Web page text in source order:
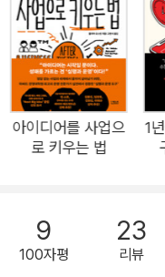
케팅 전문가다. 자신의 전문 분야인 SNS 마케팅 기법을 좀 더 정
밀하게 분석한 이 책은
폼의 진화에 주목한다.
결정했다면, 이제는 알
성패를 좌우한다. 즉, 새
아니라 콘텐츠 조회수가
전략적이고 꼼꼼하게 접
에서 전 세계가 열광하
아이디어를 사업으
로 키우는 법
1
9
100자평
23
리뷰